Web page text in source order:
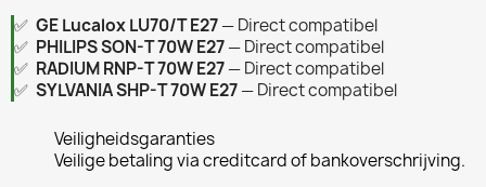
✅ GE Lucalox LU70/T E27— Direct compatibel
✅ PHILIPS SON-T 70W E27— Direct compatibel
✅ RADIUM RNP-T 70W E27— Direct compatibel
✅ SYLVANIA SHP-T 70W E27— Direct compatibel
Veiligheidsgaranties
Veilige betaling via creditcard of bankoverschrijving.